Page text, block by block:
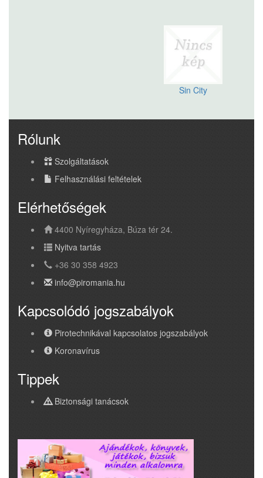
Sin City
Rólunk
Szolgáltatások
Felhasználási feltételek
Elérhetőségek
4400 Nyíregyháza, Búza tér 24.
Nyitva tartás
+36 30 358 4923
info@piromania.hu
Kapcsolódó jogszabályok
Pirotechnikával kapcsolatos jogszabályok
Koronavírus
Tippek
Biztonsági tanácsok